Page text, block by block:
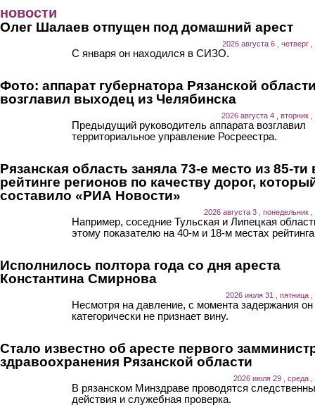
новости
Олег Шалаев отпущен под домашний арест
2026 августа 6 , четверг
С января он находился в СИЗО.
Фото: аппарат губернатора Рязанской
возглавил выходец из Челябинска
2026 августа 4 , вторник
Предыдущий руководитель аппарата возглавил
территориальное управление Росреестра.
Рязанская область заняла 73-е место из 85-ти
рейтинге регионов по качеству дорог,
составило «РИА Новости»
2026 августа 3 , понедельник ,
Например, соседние Тульская и Липецкая
этому показателю на 40-м и 18-м местах
Исполнилось полтора года со дня ареста
Константина Смирнова
2026 июля 31 , пятница ,
Несмотря на давление, с момента задержания он
категорически не признает вину.
Стало известно об аресте первого
здравоохранения Рязанской области
2026 июля 29 , среда ,
В рязанском Минздраве проводятся
действия и служебная проверка.